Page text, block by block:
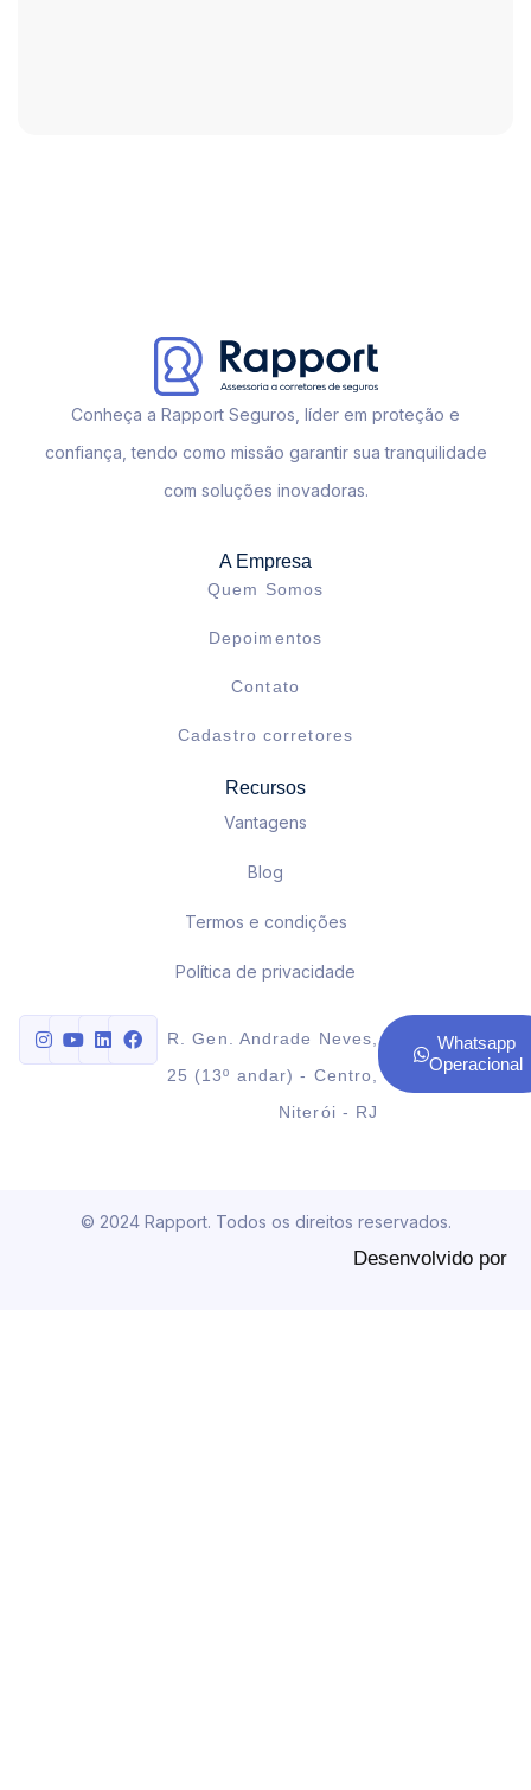
Conheça a Rapport Seguros, líder em proteção e
confiança, tendo como missão garantir sua tranquilidade
com soluções inovadoras.
A Empresa
Quem Somos
Depoimentos
Contato
Cadastro corretores
Recursos
Vantagens
Blog
Termos e condições
Política de privacidade
R. Gen. Andrade Neves,
25 (13º andar) - Centro,
Niterói - RJ
Whatsapp
Operacional
© 2024 Rapport. Todos os direitos reservados.
Desenvolvido por